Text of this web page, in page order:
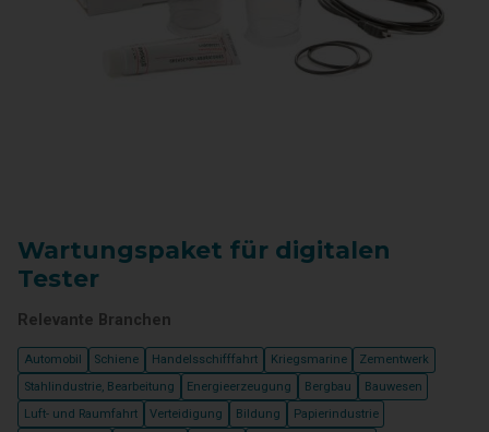
Wartungspaket für digitalen
Tester
Relevante Branchen
Automobil Schiene Handelsschifffahrt Kriegsmarine
Zementwerk
Stahlindustrie, Bearbeitung
Energieerzeugung Bergbau
Bauwesen
Luft- und Raumfahrt
Verteidigung Bildung
Papierindustrie